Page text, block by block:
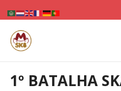
1º BATALHA